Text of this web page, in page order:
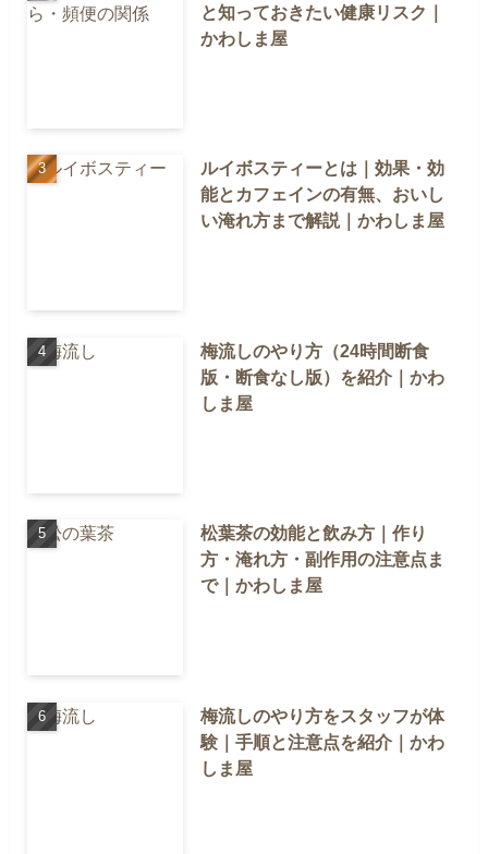
と知っておきたい健康リスク｜
かわしま屋
ルイボスティーとは｜効果・効
能とカフェインの有無、おいし
い淹れ方まで解説｜かわしま屋
梅流しのやり方（24時間断食
版・断食なし版）を紹介｜かわ
しま屋
松葉茶の効能と飲み方｜作り
方・淹れ方・副作用の注意点ま
で｜かわしま屋
梅流しのやり方をスタッフが体
験｜手順と注意点を紹介｜かわ
しま屋